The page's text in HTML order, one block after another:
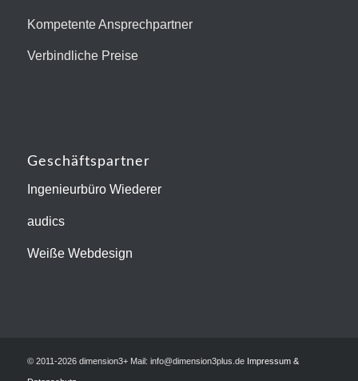
Kompetente Ansprechpartner
Verbindliche Preise
Geschäftspartner
Ingenieurbüro Wiederer
audics
Weiße Webdesign
© 2011-2026 dimension3+ Mail: info@dimension3plus.de Impressum &